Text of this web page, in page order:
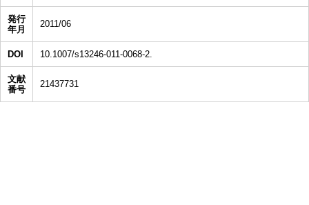
発行
年月
2011/06
DOI 10.1007/s13246-011-0068-2.
文献
番号
21437731